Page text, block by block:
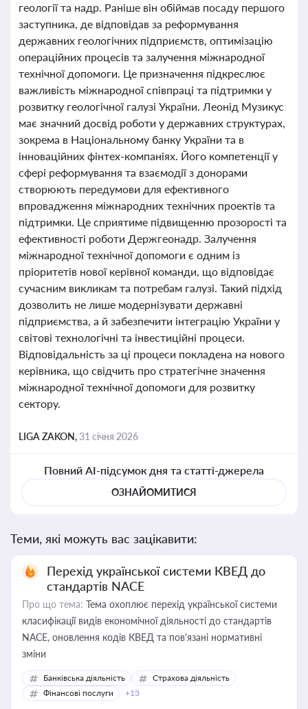
геології та надр. Раніше він обіймав посаду першого
заступника, де відповідав за реформування
державних геологічних підприємств, оптимізацію
операційних процесів та залучення міжнародної
технічної допомоги. Це призначення підкреслює
важливість міжнародної співпраці та підтримки у
розвитку геологічної галузі України. Леонід Музикус
має значний досвід роботи у державних структурах,
зокрема в Національному банку України та в
інноваційних фінтех-компаніях. Його компетенції у
сфері реформування та взаємодії з донорами
створюють передумови для ефективного
впровадження міжнародних технічних проектів та
підтримки. Це сприятиме підвищенню прозорості та
ефективності роботи Держгеонадр. Залучення
міжнародної технічної допомоги є одним із
пріоритетів нової керівної команди, що відповідає
сучасним викликам та потребам галузі. Такий підхід
дозволить не лише модернізувати державні
підприємства, а й забезпечити інтеграцію України у
світові технологічні та інвестиційні процеси.
Відповідальність за ці процеси покладена на нового
керівника, що свідчить про стратегічне значення
міжнародної технічної допомоги для розвитку
сектору.
LIGA ZAKON,31 січня 2026
Повний AI-підсумок дня та статті-джерела
ОЗНАЙОМИТИСЯ
Теми, які можуть вас зацікавити:
Перехід української системи КВЕД до
стандартів NACE
Про що тема: Тема охоплює перехід української системи
класифікації видів економічної діяльності до стандартів
NACE, оновлення кодів КВЕД та пов'язані нормативні
зміни
Банківська діяльність
Страхова діяльність
Фінансові послуги
+13